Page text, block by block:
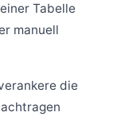
Tabelle
manuell
die